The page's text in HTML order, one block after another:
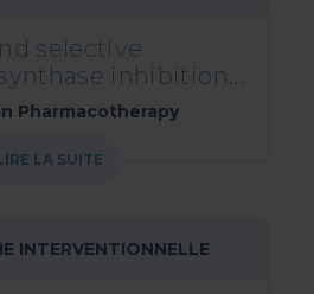
selective
inhibition...
Pharmacotherapy
LA SUITE
INTERVENTIONNELLE